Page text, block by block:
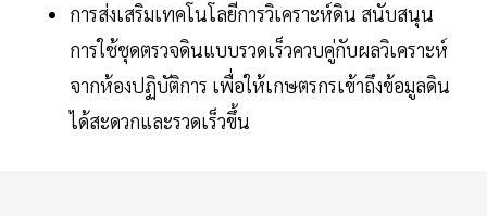
การส่งเสริมเทคโนโลยีการวิเคราะห์ดิน สนับสนุน
การใช้ชุดตรวจดินแบบรวดเร็วควบคู่กับผลวิเคราะห์
จากห้องปฏิบัติการ เพื่อให้เกษตรกรเข้าถึงข้อมูลดิน
ได้สะดวกและรวดเร็วขึ้น